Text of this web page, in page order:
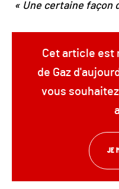
« Une certaine façon
Cet article est
de Gaz
vous
JE